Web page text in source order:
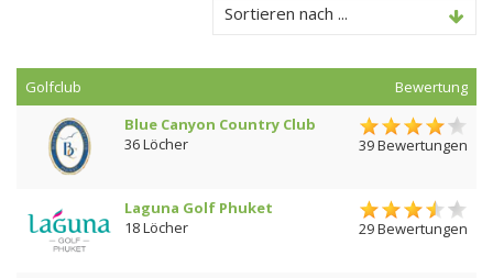
Sortieren nach ...
Golfclub
Bewertung
Blue Canyon Country Club
36 Löcher
39 Bewertungen
Laguna Golf Phuket
18 Löcher
29 Bewertungen